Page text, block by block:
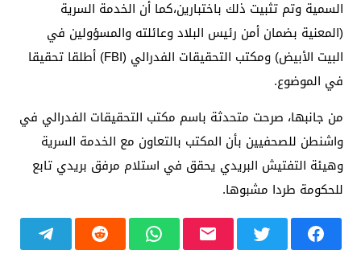
السمية وتم تثبيت ذلك باختبارين،كما أن الخدمة السرية
(المعنية بضمان أمن رئيس البلاد وعائلته والمسؤولين في
البيت الأبيض) ومكتب التحقيقات الفدرالي (FBI) أطلقا تحقيقا
في الموضوع.
من جانبها، صرحت متحدثة باسم مكتب التحقيقات الفدرالي في
واشنطن للصحفيين بأن المكتب بالتعاون مع الخدمة السرية
وهيئة التفتيش البريدي يحقق في استلام مرفق بريدي تابع
للحكومة طردا مشبوها.